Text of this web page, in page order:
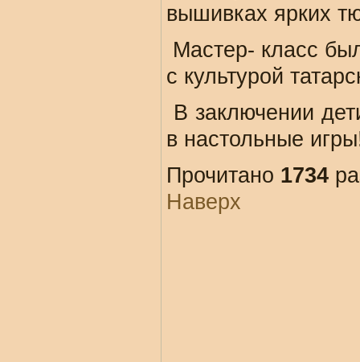
вышивках ярких
Мастер- класс
с культурой
В заключении
в настольные
Прочитано 1734
Наверх